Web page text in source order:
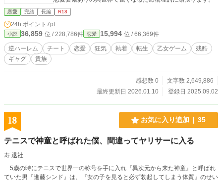
恋愛 完結 長編 R18
24h.ポイント 7pt
小説 36,859 位 / 228,786件 恋愛 15,994 位 / 66,369件
逆ハーレム チート 恋愛 狂気 執着 転生 乙女ゲーム
残酷
ギャグ
貴族
感想数 0
文字数 2,649,886
最終更新日 2026.01.10
登録日 2025.09.02
18 お気に入り追加 35
テニスで神童と呼ばれた僕、間違ってヤリサーに入る
寿 退社
5歳の時にテニスで世界一の称号を手に入れ『異次元から来た神童』と呼ばれ
ていた男『進藤シンド』は、『女の子を見ると必ず勃起してしまう体質』のせい